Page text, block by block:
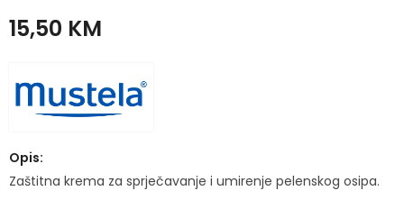
15,50 KM
Opis:
Zaštitna krema za sprječavanje i umirenje pelenskog osipa.